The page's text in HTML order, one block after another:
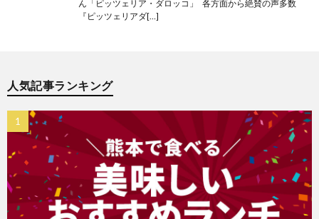
ん「ピッツェリア・ダロッコ」 各方面から絶賛の声多数
『ピッツェリアダ[…]
人気記事ランキング